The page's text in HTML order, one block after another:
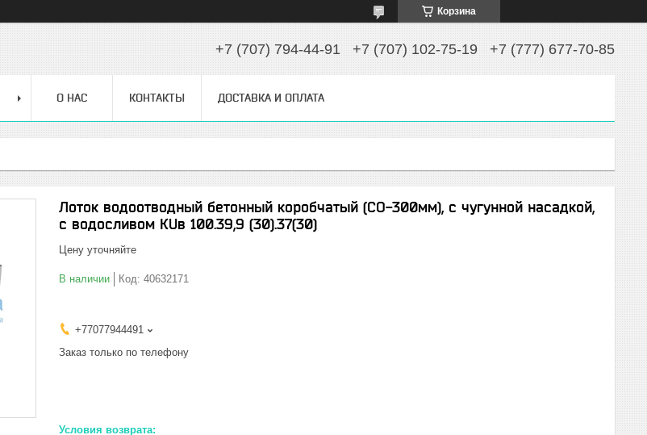
Корзина
+7 (707) 794-44-91 +7 (707) 102-75-19 +7 (777) 677-70-85
О НАС КОНТАКТЫ ДОСТАВКА И ОПЛАТА
Лоток водоотводный бетонный коробчатый (СО-300мм), с чугунной насадкой,
с водосливом КUв 100.39,9 (30).37(30)
Цену уточняйте
В наличии Код: 40632171
+77077944491
Заказ только по телефону